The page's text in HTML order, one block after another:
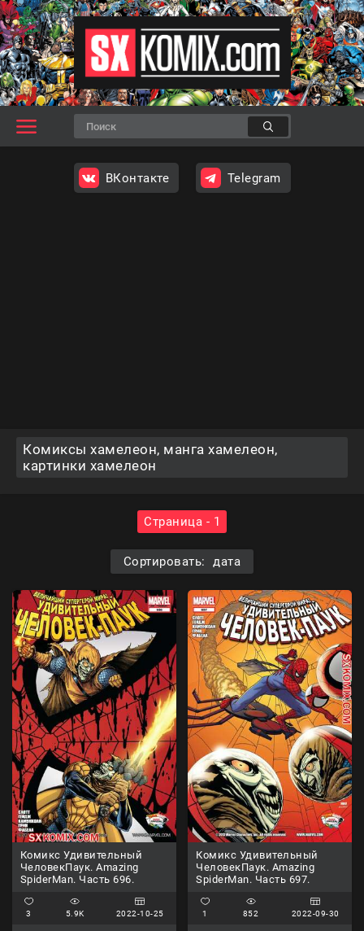
ВКонтакте Telegram
Комиксы хамелеон, манга хамелеон,
картинки хамелеон
Страница - 1
Сортировать: дата
Комикс Удивительный
ЧеловекПаук. Amazing
SpiderMan. Часть 696.
3 5.9K 2022-10-25
Комикс Удивительный
ЧеловекПаук. Amazing
SpiderMan. Часть 697.
1 852 2022-09-30